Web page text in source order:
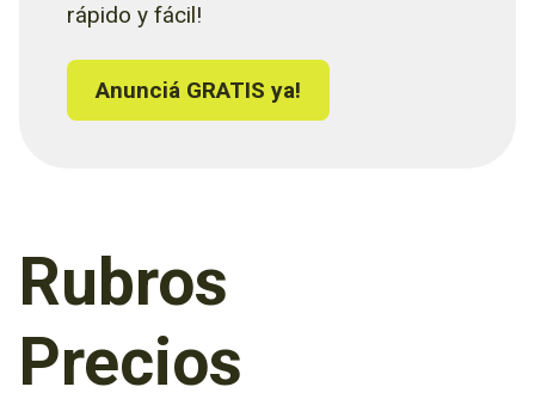
rápido y fácil!
Anunciá GRATIS ya!
Rubros
Precios